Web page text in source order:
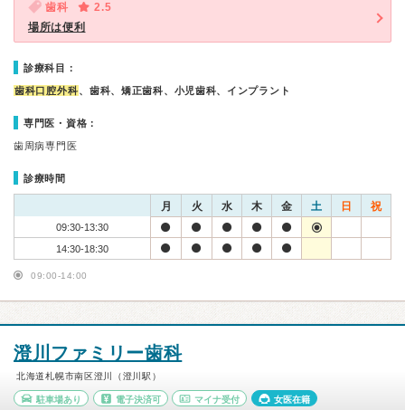
歯科
2.5
場所は便利
診療科目：
歯科口腔外科、歯科、矯正歯科、小児歯科、インプラント
専門医・資格：
歯周病専門医
診療時間
月 火 水 木 金 土 日 祝
09:30-13:30
14:30-18:30
09:00-14:00
澄川ファミリー歯科
北海道札幌市南区澄川（澄川駅）
駐車場あり 電子決済可 マイナ受付 女医在籍